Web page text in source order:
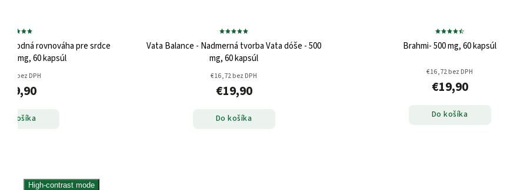
Prírodná rovnováha pre srdce
500 mg, 60 kapsúl
bez DPH
€19,90
Do košíka
Vata Balance - Nadmerná tvorba Vata dóše - 500
mg, 60 kapsúl
€16,72 bez DPH
€19,90
Do košíka
Brahmi- 500 mg, 60 kapsúl
€16,72 bez DPH
€19,90
Do košíka
High-contrast mode